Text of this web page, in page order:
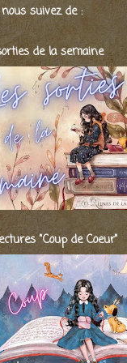
suivez de :
de la semaine
"Coup de Coeur"